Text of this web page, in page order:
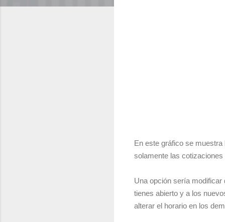
En este gráfico se
solamente las cotizaciones
Una opción sería
tienes abierto y a los
alterar el horario en los